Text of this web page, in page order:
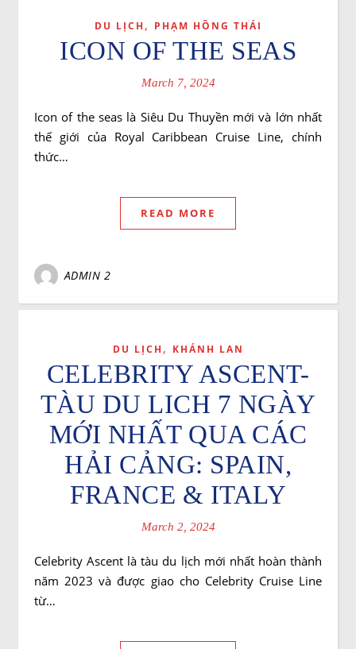
DU LỊCH , PHẠM HỒNG THÁI
ICON OF THE SEAS
March 7, 2024
Icon of the seas là Siêu Du Thuyền mới và lớn nhất
thế giới của Royal Caribbean Cruise Line, chính
thức…
READ MORE
ADMIN 2
DU LỊCH , KHÁNH LAN
CELEBRITY ASCENT-
TÀU DU LICH 7 NGÀY
MỚI NHẤT QUA CÁC
HẢI CẢNG: SPAIN,
FRANCE & ITALY
March 2, 2024
Celebrity Ascent là tàu du lịch mới nhất hoàn thành
năm 2023 và được giao cho Celebrity Cruise Line
từ…